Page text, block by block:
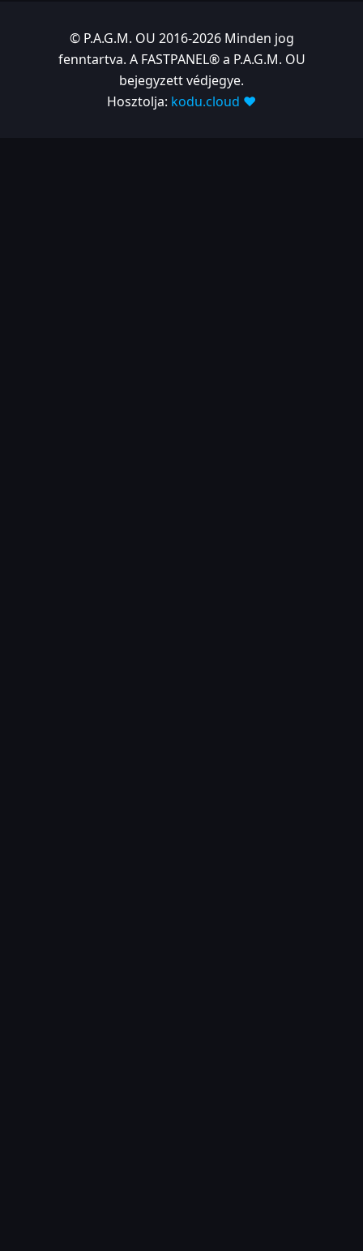
© P.A.G.M. OU 2016-2026 Minden jog
fenntartva. A FASTPANEL® a P.A.G.M. OU
bejegyzett védjegye.
Hosztolja: kodu.cloud ❤️